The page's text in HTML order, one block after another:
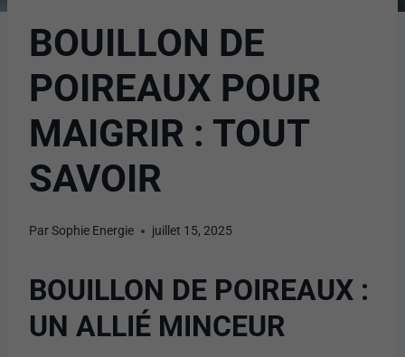
BOUILLON DE
POIREAUX POUR
MAIGRIR : TOUT
SAVOIR
ParSophie Energie juillet 15, 2025
BOUILLON DE POIREAUX :
UN ALLIÉ MINCEUR